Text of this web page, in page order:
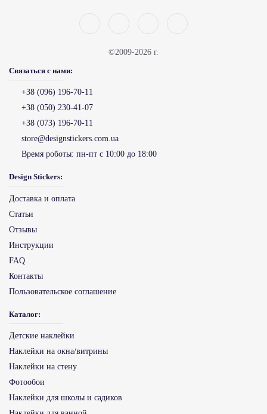
©2009-2026 г.
Связаться с нами:
+38 (096) 196-70-11
+38 (050) 230-41-07
+38 (073) 196-70-11
store@designstickers.com.ua
Время роботы: пн-пт с 10:00 до 18:00
Design Stickers:
Доставка и оплата
Статьи
Отзывы
Инструкции
FAQ
Контакты
Пользовательское соглашение
Каталог:
Детские наклейки
Наклейки на окна/витрины
Наклейки на стену
Фотообои
Наклейки для школы и садиков